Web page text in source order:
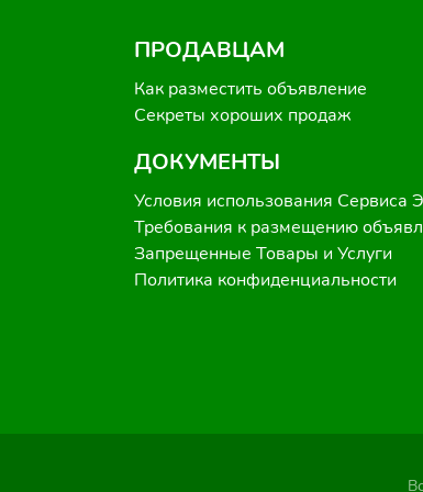
ПРОДАВЦАМ
Как разместить объявление
Секреты хороших продаж
ДОКУМЕНТЫ
Условия использования Сервиса
Требования к размещению
Запрещенные Товары и Услуги
Политика конфиденциальности